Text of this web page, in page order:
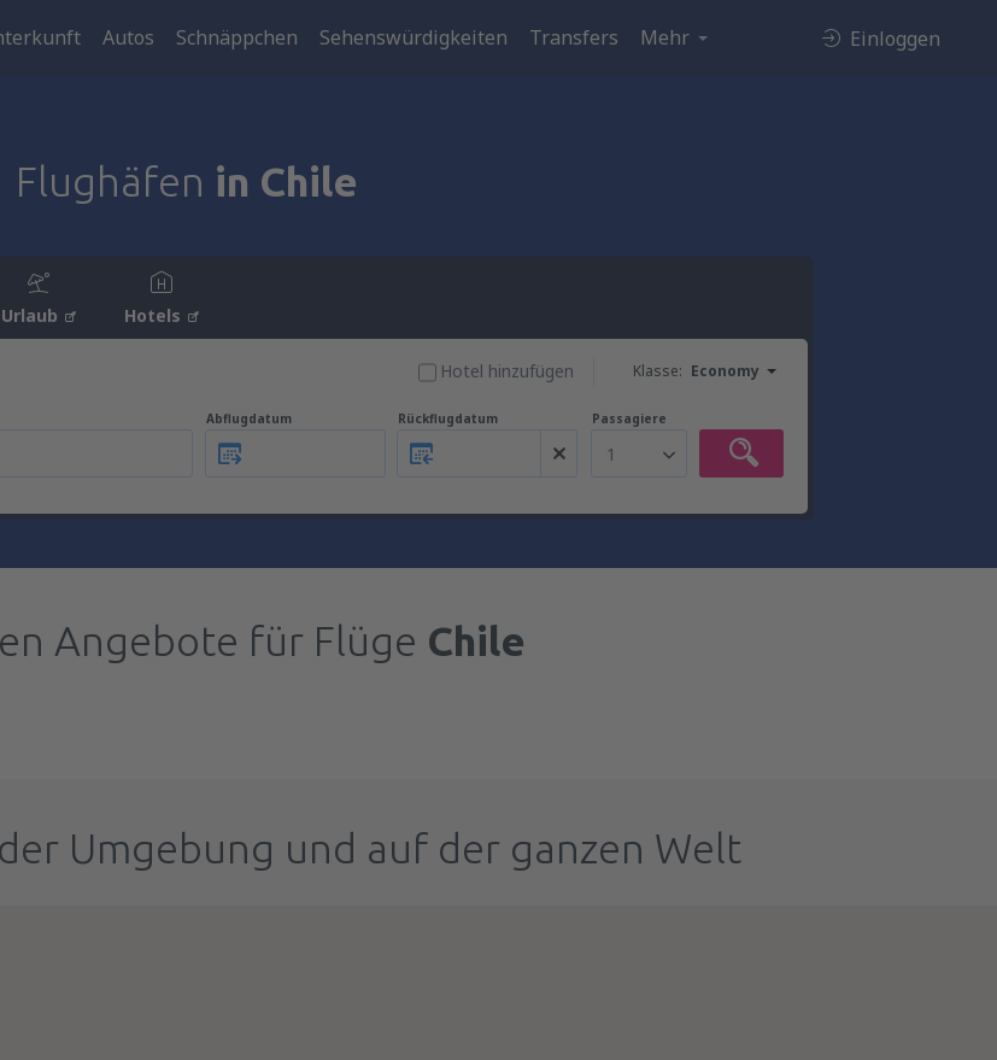
Autos Schnäppchen Sehenswürdigkeiten Transfers Mehr Einloggen
Flughäfen in Chile
Urlaub Hotels
Klasse: Economy
Hotel hinzufügen
Abflugdatum Rückflugdatum Passagiere
1
Angebote für Flüge Chile
Umgebung und auf der ganzen Welt